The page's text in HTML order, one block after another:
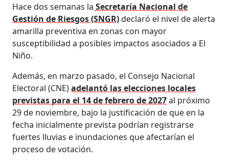
Hace dos semanas la Secretaría Nacional de
Gestión de Riesgos (SNGR)declaró el nivel de alerta
amarilla preventiva en zonas con mayor
susceptibilidad a posibles impactos asociados a El
Niño.
Además, en marzo pasado, el Consejo Nacional
Electoral (CNE)adelantó las elecciones locales
previstas para el 14 de febrero de 2027al próximo
29 de noviembre, bajo la justificación de que en la
fecha inicialmente prevista podrían registrarse
fuertes lluvias e inundaciones que afectarían el
proceso de votación.